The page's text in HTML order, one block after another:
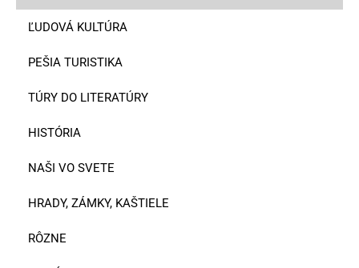
ĽUDOVÁ KULTÚRA
PEŠIA TURISTIKA
TÚRY DO LITERATÚRY
HISTÓRIA
NAŠI VO SVETE
HRADY, ZÁMKY, KAŠTIELE
RÔZNE